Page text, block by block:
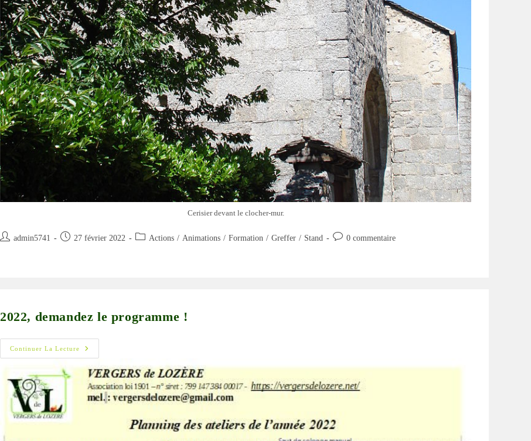
Cerisier devant le clocher-mur.
Auteur/autrice
admin5741
Publication
27 février 2022
Post Actions / Animations / Formation / Greffer / Stand
Commentaires
0 commentaire
2022, demandez le programme !
Continuer La Lecture
2022,
Demandez
Programme